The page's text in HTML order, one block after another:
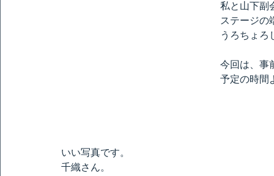
私と山下副
ステージの
うろちょろ
今回は、事
予定の時間
いい写真です。
千織さん。